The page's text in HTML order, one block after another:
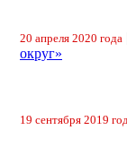
20 апреля 2020 года
округ»
19 сентября 2019